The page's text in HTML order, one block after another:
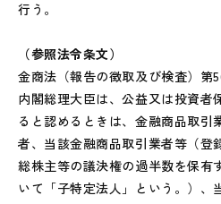
行う。
（参照法令条文）
金商法（報告の徴取及び検査）第
内閣総理大臣は、公益又は投資者
ると認めるときは、金融商品取引
者、当該金融商品取引業者等（登
総株主等の議決権の過半数を保有
いて「子特定法人」という。）、